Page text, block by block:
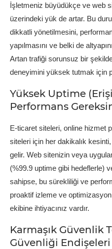
İşletmeniz büyüdükçe ve web
üzerindeki yük de artar. Bu
dikkatli yönetilmesini,
yapılmasını ve belki de
Artan trafiği sorunsuz bir
deneyimini yüksek tutmak için
Yüksek Uptime
Performans
E-ticaret siteleri, online hizmet
siteleri için her dakikalık
gelir. Web sitenizin veya
(%99.9 uptime gibi hedeflerle)
sahipse, bu sürekliliği ve
proaktif izleme ve
ekibine ihtiyacınız vardır.
Karmaşık Güvenlik
Güvenliği Endişeleri